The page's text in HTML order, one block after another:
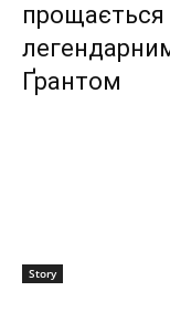
Ґрантом
Story